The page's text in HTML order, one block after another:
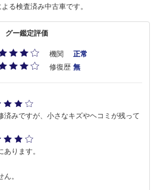
る検査済み中古車です。
グー鑑定評価
機関
正常
修復歴 無
済みですが、小さなキズやヘコミが残って
ります。
。